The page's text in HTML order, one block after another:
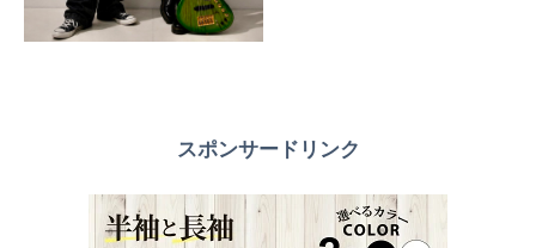
スポンサードリンク